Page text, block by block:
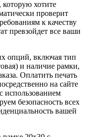
хотите
проверит
к качеству
превзойдет все ваши
опций, включая тип
и наличие рамки,
Оплатить печать
на сайте
использованием
безопасность всех
вашей